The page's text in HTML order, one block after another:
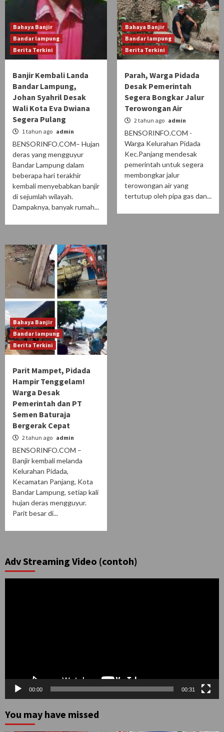
Bahaya Banjir
Bandar lampung
Berita Terkini
Banjir Kembali Landa
Bandar Lampung,
Johan Syahril Desak
Wali Kota Eva Dwiana
Segera Pulang
1 tahun ago admin
BENSORINFO.COM– Hujan
deras yang mengguyur
Bandar Lampung dalam
beberapa hari terakhir
kembali menyebabkan banjir
di sejumlah wilayah.
Dampaknya, banyak rumah...
Bahaya Banjir
Bandar lampung
Berita Terkini
Parah, Warga Pidada
Desak Pemerintah
Segera Bongkar Jalur
Terowongan Air
2 tahun ago admin
BENSORINFO.COM -
Warga Kelurahan Pidada
Kec.Panjang mendesak
pemerintah untuk segera
membongkar jalur
terowongan air yang
tertutup oleh pipa gas dan...
Bahaya Banjir
Bandar lampung
Berita Terkini
Parit Mampet, Pidada
Hampir Tenggelam!
Warga Desak
Pemerintah dan PT
Semen Baturaja
Bergerak Cepat
2 tahun ago admin
BENSORINFO.COM –
Banjir kembali melanda
Kelurahan Pidada,
Kecamatan Panjang, Kota
Bandar Lampung, setiap kali
hujan deras mengguyur.
Parit besar di...
Adv Streaming Video (contoh)
00:00 00:31
You may have missed